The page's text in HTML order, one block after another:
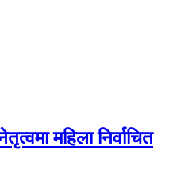
महिला निर्वाचित